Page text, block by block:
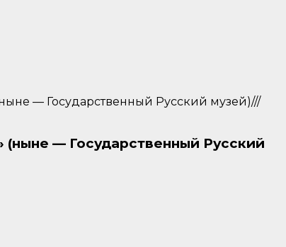
— Государственный Русский музей)///
— Государственный Русский